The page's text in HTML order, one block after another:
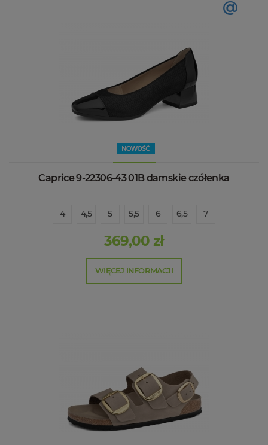
@
Caprice 9-22306-43 01B damskie czółenka
4 4,5 5 5,5 6 6,5 7
369,00 zł
WIĘCEJ INFORMACJI